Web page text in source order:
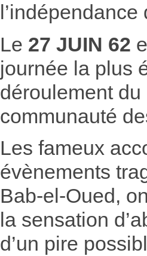
Le 27 JUIN 62
journée la plus
déroulement
communauté
Les fameux
évènements
Bab-el-Oued,
la sensation
d’un pire